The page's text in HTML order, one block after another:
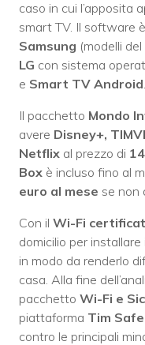
caso in cui l’apposita
smart TV. Il software
Samsung (modelli
LG con sistema
e Smart TV Android
Il pacchetto Mondo
avere Disney+,
Netflix al prezzo di
Box è incluso fino al
euro al mese se non
Con il Wi-Fi
domicilio per
in modo da renderlo
casa. Alla fine
pacchetto Wi-Fi e
piattaforma Tim
contro le principali